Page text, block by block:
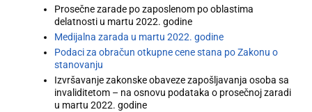
Prosečne zarade po zaposlenom po oblastima
delatnosti u martu 2022. godine
Medijalna zarada u martu 2022. godine
Podaci za obračun otkupne cene stana po Zakonu o
stanovanju
Izvršavanje zakonske obaveze zapošljavanja osoba sa
invaliditetom – na osnovu podataka o prosečnoj zaradi
u martu 2022. godine